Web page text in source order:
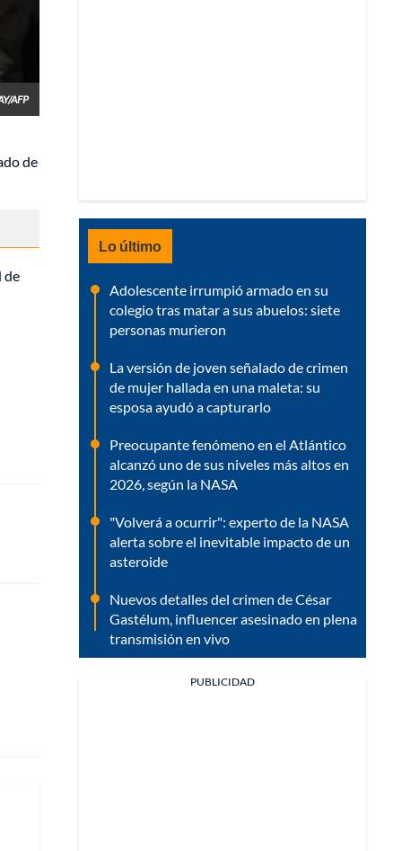
AFP
de
de
Lo último
Adolescente irrumpió armado en su
colegio tras matar a sus abuelos: siete
personas murieron
La versión de joven señalado de crimen
de mujer hallada en una maleta: su
esposa ayudó a capturarlo
Preocupante fenómeno en el Atlántico
alcanzó uno de sus niveles más altos en
2026, según la NASA
"Volverá a ocurrir": experto de la NASA
alerta sobre el inevitable impacto de un
asteroide
Nuevos detalles del crimen de César
Gastélum, influencer asesinado en plena
transmisión en vivo
PUBLICIDAD